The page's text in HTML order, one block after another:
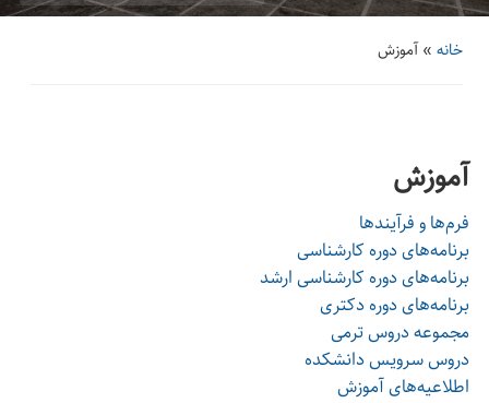
خانه »آموزش
آموزش
فرم‌ها و فرآیندها
برنامه‌های دوره کارشناسی
برنامه‌های دوره کارشناسی ارشد
برنامه‌های دوره دکتری
مجموعه دروس ترمی
دروس سرویس دانشکده
اطلاعیه‌های آموزش